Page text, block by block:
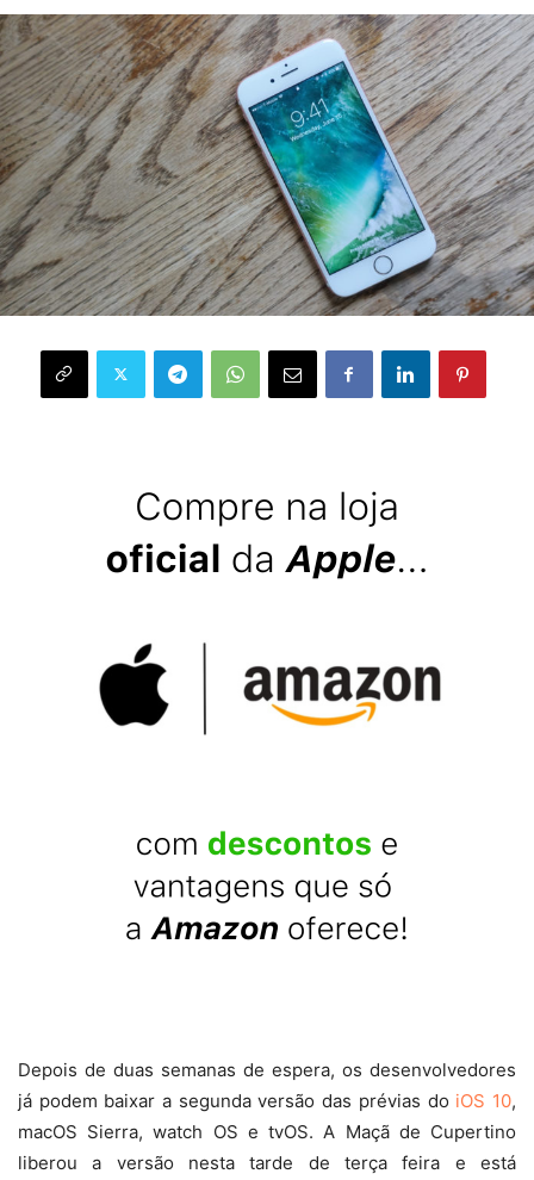
Depois de duas semanas de espera, os desenvolvedores
já podem baixar a segunda versão das prévias do iOS 10,
macOS Sierra, watch OS e tvOS. A Maçã de Cupertino
liberou a versão nesta tarde de terça feira e está